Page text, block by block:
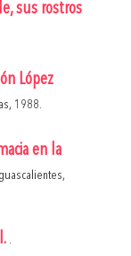
sus rostros
López
1988.
en la
.